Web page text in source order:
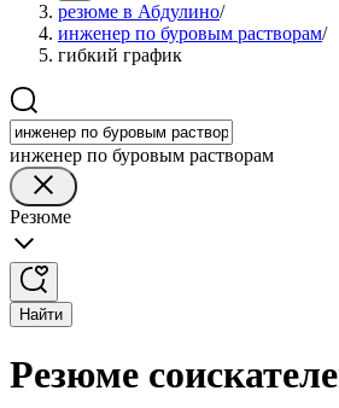
резюме в Абдулино/
инженер по буровым растворам/
гибкий график
инженер по буровым растворам
Резюме
Найти
Резюме